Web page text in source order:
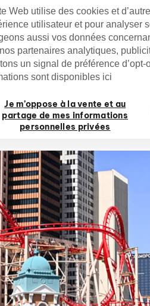
Cirque du Soleil
Web utilise des cookies et
utilisateur et pour analyser
aussi vos données
partenaires analytiques,
un signal de préférence
sont disponibles ici
Je m’oppose à la vente et au
partage de mes informations
personnelles privées